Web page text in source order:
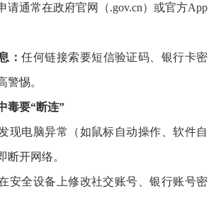
请通常在政府官网（.gov.cn）或官方App
：任何链接索要短信验证码、银行卡密
警惕。
毒要“断连”
现电脑异常（如鼠标自动操作、软件自
断开网络。
安全设备上修改社交账号、银行账号密